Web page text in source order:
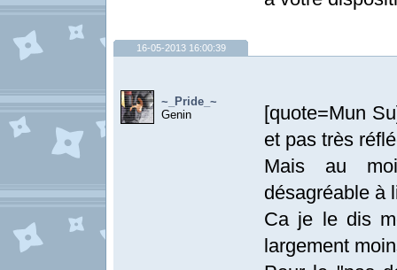
16-05-2013 16:00:39
~_Pride_~
Genin
[quote=Mun
et pas très
Mais au
désagréable à
Ca je le dis
largement